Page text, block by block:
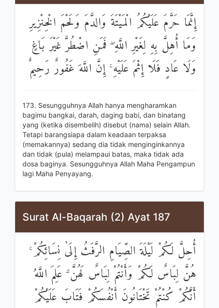
إِنَّمَا حَرَّمَ عَلَيْكُمُ الْمَيْتَةَ وَالدَّمَ وَلَحْمَ الْخِنْزِيرِ
وَمَا أُهِلَّ بِهِ لِغَيْرِ اللَّهِ ۖ فَمَنِ اضْطُرَّ غَيْرَ بَاغٍ
وَلَا عَادٍ فَلَا إِثْمَ عَلَيْهِ ۚ إِنَّ اللَّهَ غَفُورٌ رَحِيمٌ
173. Sesungguhnya Allah hanya mengharamkan
bagimu bangkai, darah, daging babi, dan binatang
yang (ketika disembelih) disebut (nama) selain Allah.
Tetapi barangsiapa dalam keadaan terpaksa
(memakannya) sedang dia tidak menginginkannya
dan tidak (pula) melampaui batas, maka tidak ada
dosa baginya. Sesungguhnya Allah Maha Pengampun
lagi Maha Penyayang.
Surat Al-Baqarah (2) Ayat 187
أُحِلَّ لَكُمْ لَيْلَةَ الصِّيَامِ الرَّفَثُ إِلَىٰ نِسَائِكُمْ ۚ
هُنَّ لِبَاسٌ لَكُمْ وَأَنْتُمْ لِبَاسٌ لَهُنَّ ۗ عَلِمَ اللَّهُ
أَنَّكُمْ كُنْتُمْ تَخْتَانُونَ أَنْفُسَكُمْ فَتَابَ عَلَيْكُمْ